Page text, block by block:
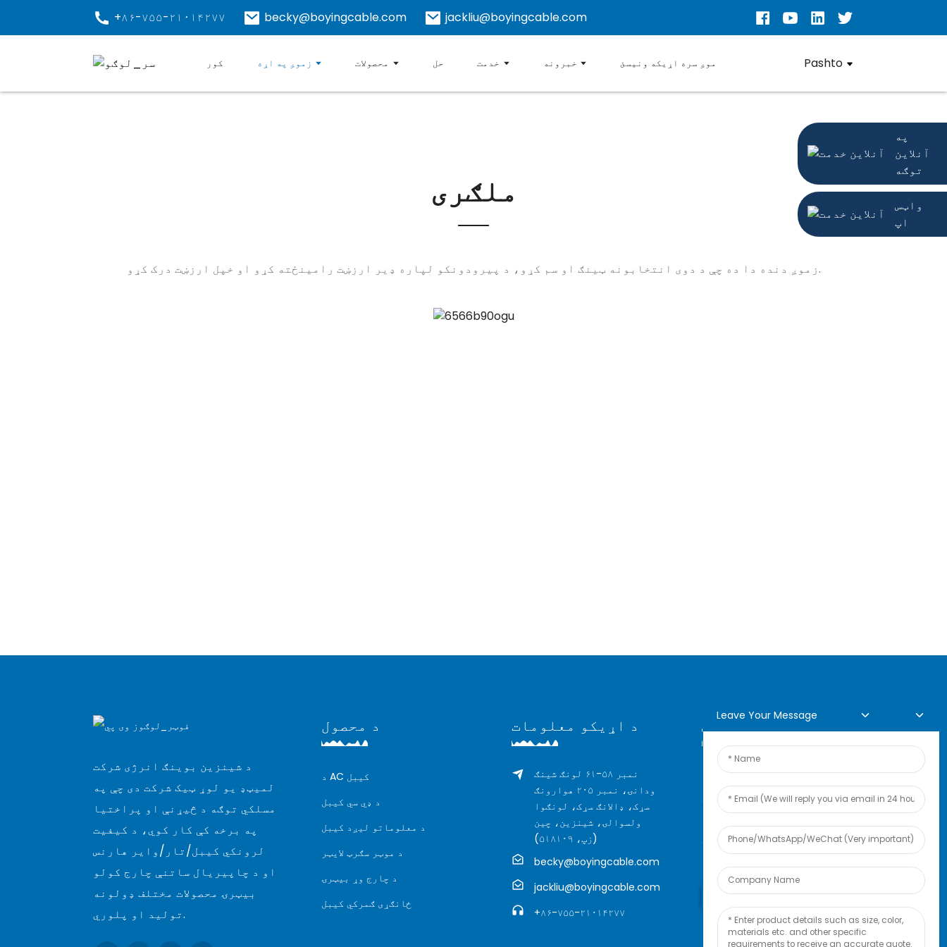
+۸۶-۷۵۵-۲۱۰۱۴۲۷۷ becky@boyingcable.com jackliu@boyingcable.com
کور زموږ په اړه محصولات حل خدمت خبرونه موږ سره اړیکه ونیسئ Pashto
په
آنلاین
توګه
واټس
اپ
ملګری
زموږ دنده دا ده چې د دوی انتخابونه ټینګ او سم کړو، د پیرودونکو لپاره ډیر ارزښت رامینځته کړو او خپل ارزښت درک کړو.
د شینزین بوینګ انرژی شرکت
لمیټډ یو لوړ ټیک شرکت دی چې په
مسلکي توګه د څیړنې او پراختیا
په برخه کې کار کوي، د کیفیت
لرونکي کیبل/تار/وایر هارنس
او ​​د چاپیریال ساتنې چارج کولو
بیټرۍ محصولات مختلف ډولونه
تولید او پلوري.
د محصول
د AC کیبل
د ډي سي کیبل
د معلوماتو لیږد کیبل
د موټر سګرټ لایټر
د چارج وړ بیټرۍ
ځانګړی ګمرکي کیبل
د اړیکو معلومات
نمبر ۵۸-۶۱ لونګ شینګ
ودانۍ، نمبر ۲۰۵ هوارونګ
سړک، ډالانګ سړک، لونګوا
ولسوالۍ، شینزین، چین
(زپ، ۵۱۸۱۰۹)
becky@boyingcable.com
jackliu@boyingcable.com
+۸۶-۷۵۵-۲۱۰۱۴۲۷۷
آنلاین تفتیش
زموږ د محصولاتو یا قیمت لیست په
اړه پوښتنو لپاره ، مهرباني
پریږدئ او موږ به په 24
اوس پوښتنه وکړئ
Leave Your Message